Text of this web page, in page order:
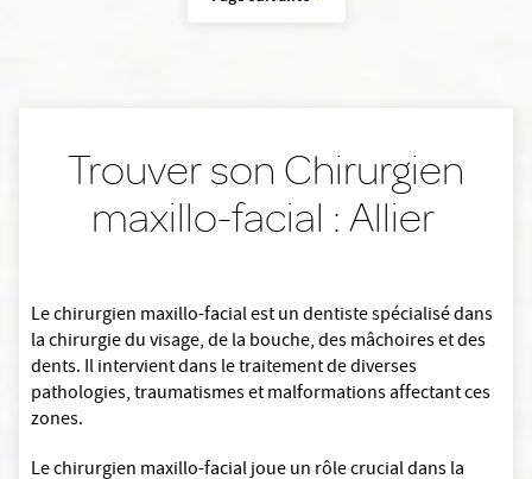
Trouver son Chirurgien
maxillo-facial : Allier
Le chirurgien maxillo-facial est un dentiste spécialisé dans
la chirurgie du visage, de la bouche, des mâchoires et des
dents. Il intervient dans le traitement de diverses
pathologies, traumatismes et malformations affectant ces
zones.
Le chirurgien maxillo-facial joue un rôle crucial dans la